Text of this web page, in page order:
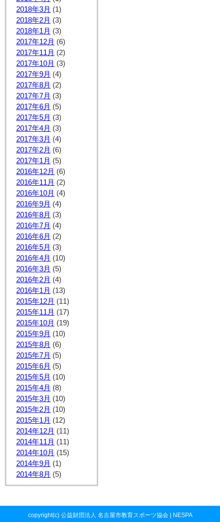
2018年3月 (1)
2018年2月 (3)
2018年1月 (3)
2017年12月 (6)
2017年11月 (2)
2017年10月 (3)
2017年9月 (4)
2017年8月 (2)
2017年7月 (3)
2017年6月 (5)
2017年5月 (3)
2017年4月 (3)
2017年3月 (4)
2017年2月 (6)
2017年1月 (5)
2016年12月 (6)
2016年11月 (2)
2016年10月 (4)
2016年9月 (4)
2016年8月 (3)
2016年7月 (4)
2016年6月 (2)
2016年5月 (3)
2016年4月 (10)
2016年3月 (5)
2016年2月 (4)
2016年1月 (13)
2015年12月 (11)
2015年11月 (17)
2015年10月 (19)
2015年9月 (10)
2015年8月 (6)
2015年7月 (5)
2015年6月 (5)
2015年5月 (10)
2015年4月 (8)
2015年3月 (10)
2015年2月 (10)
2015年1月 (12)
2014年12月 (11)
2014年11月 (11)
2014年10月 (15)
2014年9月 (1)
2014年8月 (5)
copyright(c) 公益財団法人 名古屋市教育スポーツ協会 | NESPA